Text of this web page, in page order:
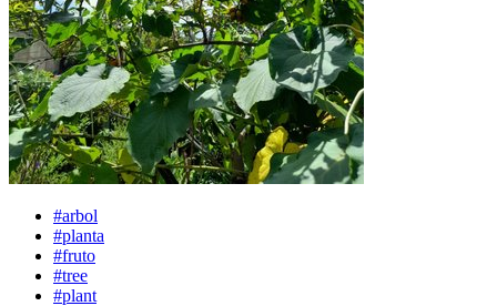
#arbol
#planta
#fruto
#tree
#plant